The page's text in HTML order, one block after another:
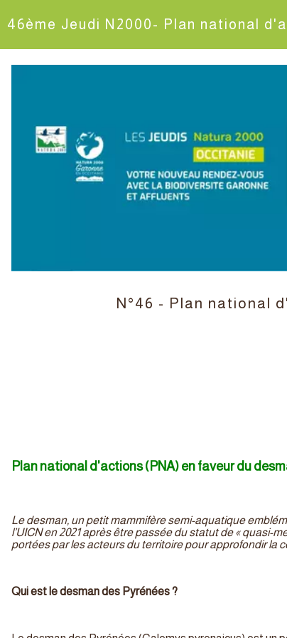
46ème Jeudi N2000- Plan national
N°46 - Plan national
Plan national d'actions (PNA) en faveur du
Le desman, un petit mammifère semi-aquatique
l’UICN en 2021 après être passée du statut de « quasi-
portées par les acteurs du territoire pour approfondir
Qui est le desman des Pyrénées ?